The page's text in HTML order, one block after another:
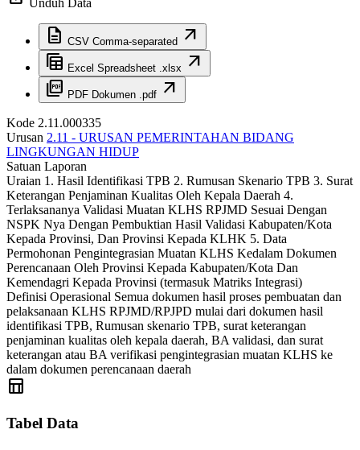
Unduh Data
description CSV Comma-separated
arrow_outward
table_view Excel Spreadsheet .xlsx
arrow_outward
picture_as_pdf PDF Dokumen .pdf arrow_outward
Kode 2.11.000335
Urusan 2.11 - URUSAN PEMERINTAHAN BIDANG
LINGKUNGAN HIDUP
Satuan Laporan
Uraian 1. Hasil Identifikasi TPB 2. Rumusan Skenario TPB 3. Surat
Keterangan Penjaminan Kualitas Oleh Kepala Daerah 4.
Terlaksananya Validasi Muatan KLHS RPJMD Sesuai Dengan
NSPK Nya Dengan Pembuktian Hasil Validasi Kabupaten/Kota
Kepada Provinsi, Dan Provinsi Kepada KLHK 5. Data
Permohonan Pengintegrasian Muatan KLHS Kedalam Dokumen
Perencanaan Oleh Provinsi Kepada Kabupaten/Kota Dan
Kemendagri Kepada Provinsi (termasuk Matriks Integrasi)
Definisi Operasional Semua dokumen hasil proses pembuatan dan
pelaksanaan KLHS RPJMD/RPJPD mulai dari dokumen hasil
identifikasi TPB, Rumusan skenario TPB, surat keterangan
penjaminan kualitas oleh kepala daerah, BA validasi, dan surat
keterangan atau BA verifikasi pengintegrasian muatan KLHS ke
dalam dokumen perencanaan daerah
table_chart
Tabel Data